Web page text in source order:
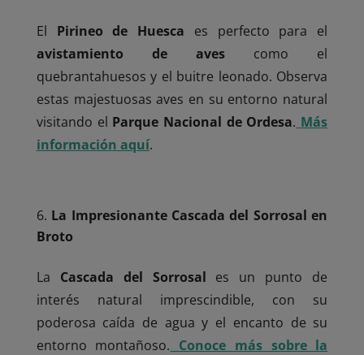
El Pirineo de Huesca es perfecto para el
avistamiento de aves como el
quebrantahuesos y el buitre leonado. Observa
estas majestuosas aves en su entorno natural
visitando el Parque Nacional de Ordesa. Más
información aquí.
La Impresionante Cascada del Sorrosal en
Broto
La Cascada del Sorrosal es un punto de
interés natural imprescindible, con su
poderosa caída de agua y el encanto de su
entorno montañoso. Conoce más sobre la